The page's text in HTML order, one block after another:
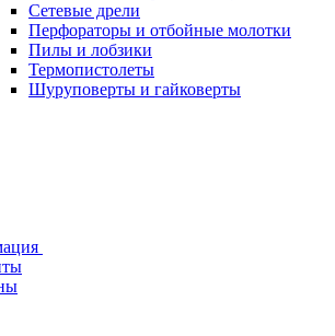
Сетевые дрели
Перфораторы и отбойные молотки
Пилы и лобзики
Термопистолеты
Шуруповерты и гайковерты